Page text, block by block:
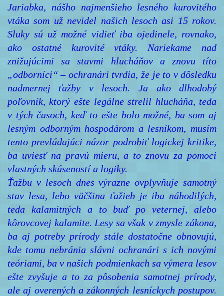
Jariabka, nášho najmenšieho lesného kurovitého
vtáka som už nevidel našich lesoch asi 15 rokov.
Sluky sú už možné vidieť iba ojedinele, rovnako,
ako ostatné kurovité vtáky. Nariekame nad
znižujúcimi sa stavmi hlucháňov a znovu títo
„odborníci“ – ochranári tvrdia, že je to v dôsledku
nadmernej ťažby v lesoch. Ja ako dlhodobý
poľovník, ktorý ešte legálne strelil hlucháňa, teda
v tých časoch, keď to ešte bolo možné, ba som aj
lesným odborným hospodárom a lesníkom, musím
tento prevládajúci názor podrobiť logickej kritike,
ba uviesť na pravú mieru, a to znovu za pomoci
vlastných skúseností a logiky.
Ťažbu v lesoch dnes výrazne ovplyvňuje samotný
stav lesa, lebo väčšina ťažieb je iba náhodilých,
teda kalamitných a to buď po veternej, alebo
kôrovcovej kalamite. Lesy sa však v zmysle zákona,
ba aj potreby prírody stále dostatočne obnovujú,
kde tomu nebránia slávni ochranári s ich novými
teóriami, ba v našich podmienkach sa výmera lesov
ešte zvyšuje a to za pôsobenia samotnej prírody,
ale aj overených a zákonných lesníckych postupov.